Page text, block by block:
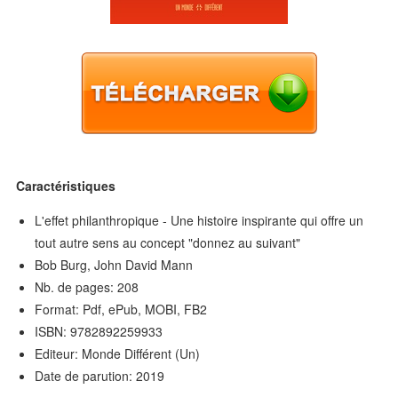
Caractéristiques
L'effet philanthropique - Une histoire inspirante qui offre un
tout autre sens au concept "donnez au suivant"
Bob Burg, John David Mann
Nb. de pages: 208
Format: Pdf, ePub, MOBI, FB2
ISBN: 9782892259933
Editeur: Monde Différent (Un)
Date de parution: 2019